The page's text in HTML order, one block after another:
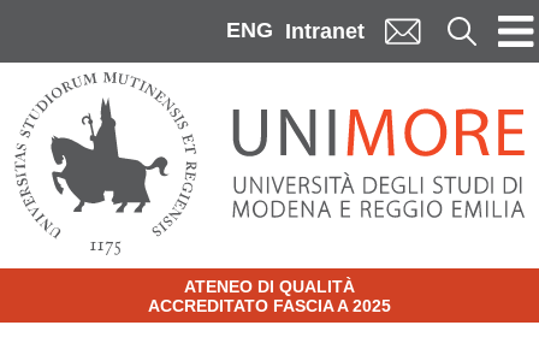
ENG Intranet Cerca
ATENEO DI QUALITÀ
ACCREDITATO FASCIA A 2025